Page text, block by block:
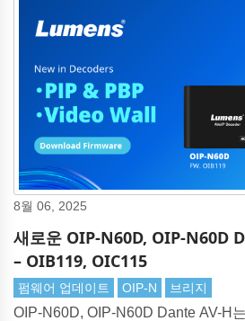
8월 06, 2025
새로운 OIP-N60D, OIP-N60D
– OIB119, OIC115
펌웨어 업데이트 OIP-N 브리지
OIP-N60D, OIP-N60D Dante AV-H